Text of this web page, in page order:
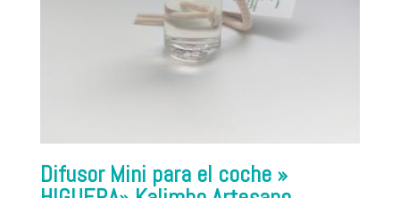
Difusor Mini para el coche »